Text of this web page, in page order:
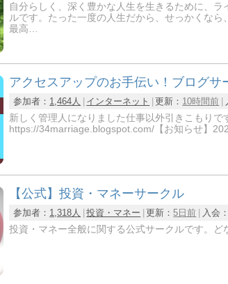
自分らしく、深く豊かな人生を生きるために、
ルです。たった一度の人生だから、せっかくな
最高…
アクセスアップのお手伝い！ブログサ
参加者： 1,464人 インターネット 更新： 10時間前
新しく管理人になりました仕事以外引きこもり
https://34marriage.blogspot.com/【お知らせ】
【公式】投資・マネーサークル
参加者： 1,318人 投資・マネー 更新：5日前 入会：
投資・マネー全般に関する公式サークルです。ど